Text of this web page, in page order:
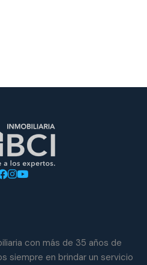
con más de 35 años de
siempre en brindar un servicio